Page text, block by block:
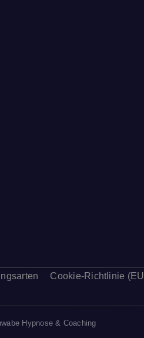
Cookie-Richtlinie
Hypnose & Coaching